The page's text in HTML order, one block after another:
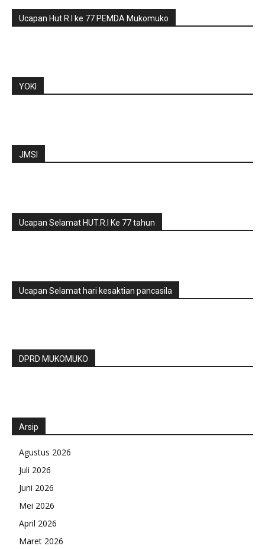
Ucapan Hut R.I ke 77 PEMDA Mukomuko
YOKI
JMSI
Ucapan Selamat HUT.R.I Ke 77 tahun
Ucapan Selamat hari kesaktian pancasila
DPRD MUKOMUKO
Arsip
Agustus 2026
Juli 2026
Juni 2026
Mei 2026
April 2026
Maret 2026